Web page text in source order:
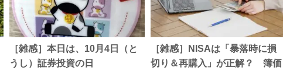
［雑感］本日は、10月4日（と
うし）証券投資の日
［雑感］NISAは「暴落時に損
切り＆再購入」が正解？ 簿価